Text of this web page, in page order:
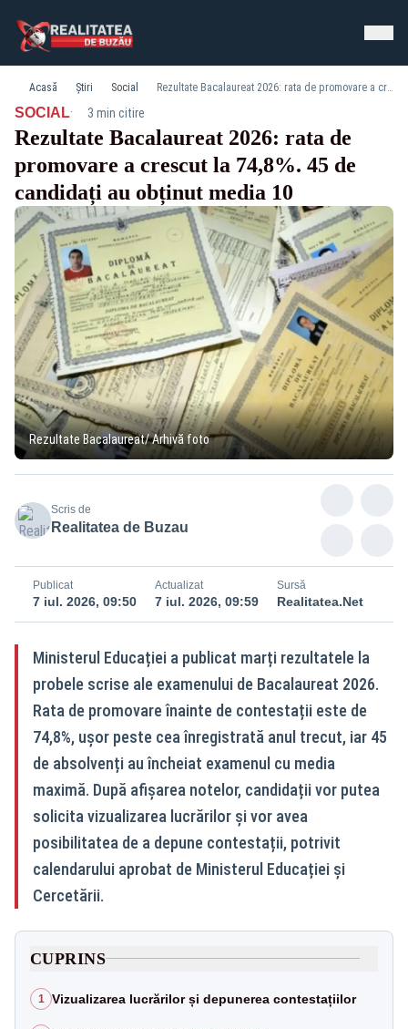
Acasă Știri Social Rezultate Bacalaureat 2026: rata de promovare a crescut la 74,8%. 45 de candidați au obținut media 10
SOCIAL· 3 min citire
Rezultate Bacalaureat 2026: rata de
promovare a crescut la 74,8%. 45 de
candidați au obținut media 10
Rezultate Bacalaureat/ Arhivă foto
Scris de
Realitatea de Buzau
Publicat
7 iul. 2026, 09:50
Actualizat
7 iul. 2026, 09:59
Sursă
Realitatea.Net
Ministerul Educației a publicat marți rezultatele la
probele scrise ale examenului de Bacalaureat 2026.
Rata de promovare înainte de contestații este de
74,8%, ușor peste cea înregistrată anul trecut, iar 45
de absolvenți au încheiat examenul cu media
maximă. După afișarea notelor, candidații vor putea
solicita vizualizarea lucrărilor și vor avea
posibilitatea de a depune contestații, potrivit
calendarului aprobat de Ministerul Educației și
Cercetării.
CUPRINS
1 Vizualizarea lucrărilor și depunerea contestațiilor